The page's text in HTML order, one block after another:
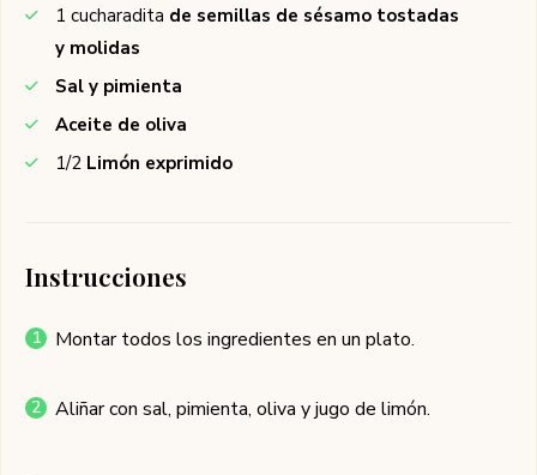
1 cucharadita de semillas de sésamo tostadas
y molidas
Sal y pimienta
Aceite de oliva
1/2 Limón exprimido
Instrucciones
Montar todos los ingredientes en un plato.
Aliñar con sal, pimienta, oliva y jugo de limón.